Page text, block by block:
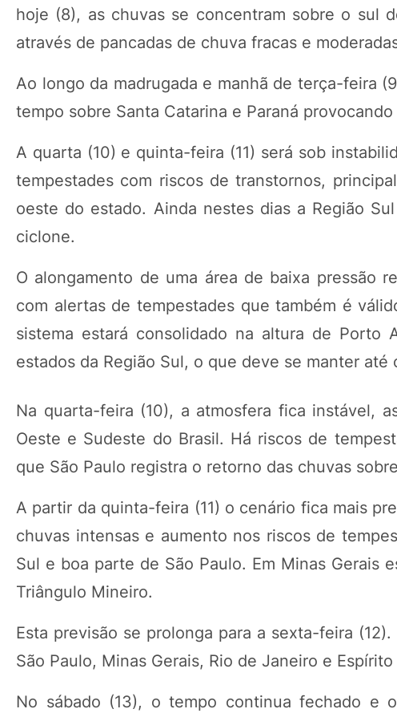
hoje (8), as chuvas se concentram sobre o sul
através de pancadas de chuva fracas e
Ao longo da madrugada e manhã de terça-feira
tempo sobre Santa Catarina e Paraná
A quarta (10) e quinta-feira (11) será sob
tempestades com riscos de transtornos,
oeste do estado. Ainda nestes dias a Região
ciclone.
O alongamento de uma área de baixa pressão
com alertas de tempestades que também é
sistema estará consolidado na altura de Porto
estados da Região Sul, o que deve se manter
Na quarta-feira (10), a atmosfera fica instável,
Oeste e Sudeste do Brasil. Há riscos de
que São Paulo registra o retorno das chuvas
A partir da quinta-feira (11) o cenário fica mais
chuvas intensas e aumento nos riscos de
Sul e boa parte de São Paulo. Em Minas Gerais
Triângulo Mineiro.
Esta previsão se prolonga para a sexta-feira
São Paulo, Minas Gerais, Rio de Janeiro e
No sábado (13), o tempo continua fechado e